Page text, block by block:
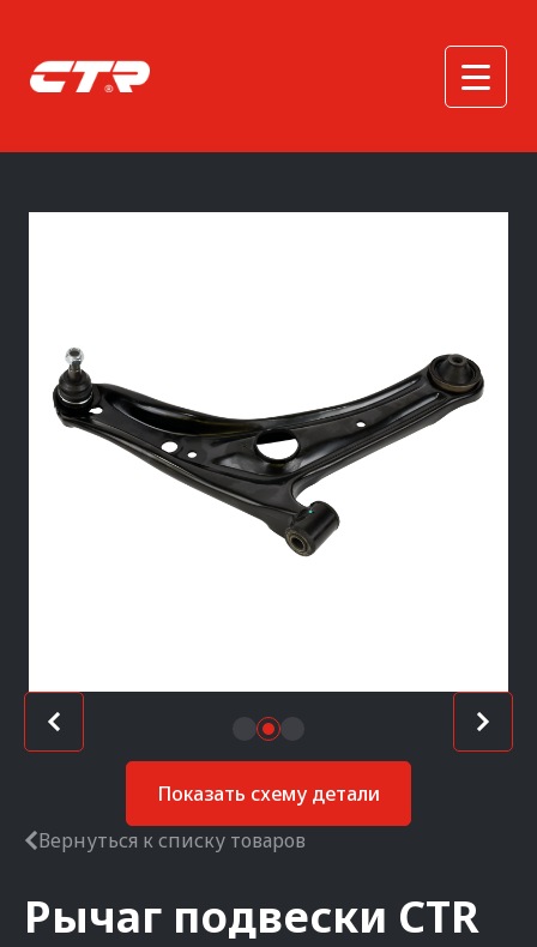
Показать схему детали
Вернуться к списку товаров
Рычаг подвески CTR